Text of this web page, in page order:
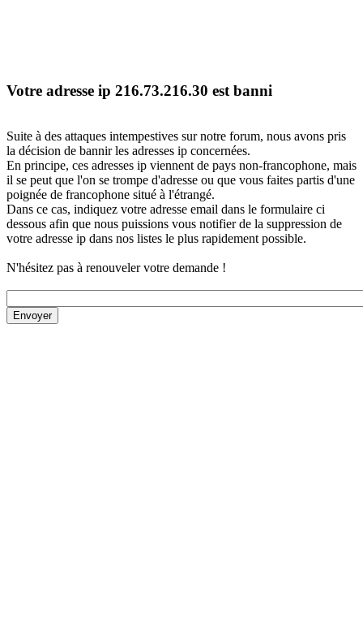
Votre adresse ip 216.73.216.30 est banni
Suite à des attaques intempestives sur notre forum, nous avons pris
la décision de bannir les adresses ip concernées.
En principe, ces adresses ip viennent de pays non-francophone, mais
il se peut que l'on se trompe d'adresse ou que vous faites partis d'une
poignée de francophone situé à l'étrangé.
Dans ce cas, indiquez votre adresse email dans le formulaire ci
dessous afin que nous puissions vous notifier de la suppression de
votre adresse ip dans nos listes le plus rapidement possible.
N'hésitez pas à renouveler votre demande !